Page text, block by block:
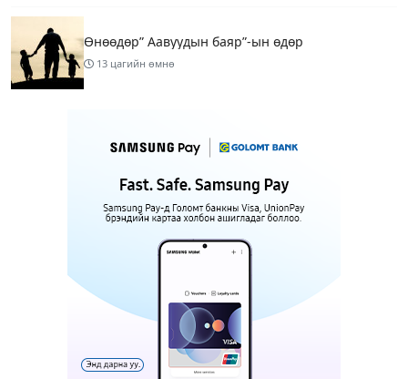
Өнөөдөр” Аавуудын баяр”-ын өдөр
13 цагийн өмнө
Улаанбаатарт 31 хэм дулаан байна
15 цагийн өмнө
МАРГААШ: Улаанбаатарт 31 хэм дулаан байна
1 өдрийн өмнө
Шатахуун дамлан борлуулсан хоёр зөрчлийг
илрүүлэн шалгаж байна
1 өдрийн өмнө 3